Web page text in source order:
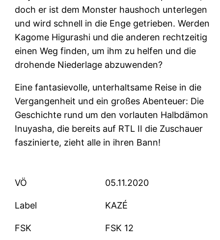
doch er ist dem Monster haushoch unterlegen
und wird schnell in die Enge getrieben. Werden
Kagome Higurashi und die anderen rechtzeitig
einen Weg finden, um ihm zu helfen und die
drohende Niederlage abzuwenden?
Eine fantasievolle, unterhaltsame Reise in die
Vergangenheit und ein großes Abenteuer: Die
Geschichte rund um den vorlauten Halbdämon
Inuyasha, die bereits auf RTL II die Zuschauer
faszinierte, zieht alle in ihren Bann!
VÖ 05.11.2020
Label KAZÉ
FSK FSK 12